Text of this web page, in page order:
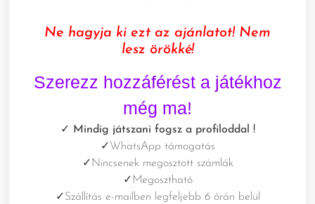
Ne hagyja ki ezt az ajánlatot! Nem
lesz örökké!
Szerezz hozzáférést a játékhoz
még ma!
✓ Mindig játszani fogsz a profiloddal !
✓WhatsApp támogatás
✓ Nincsenek megosztott számlák
✓ Megosztható
✓Szállítás e-mailben legfeljebb 6 órán belül